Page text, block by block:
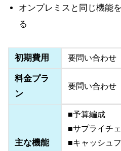
オンプレミスと同じ機能
る
初期費用 要問い合わせ
料金プラ
ン
要問い合わせ
主な機能
■予算編成
■サプライチ
■キャッシュ